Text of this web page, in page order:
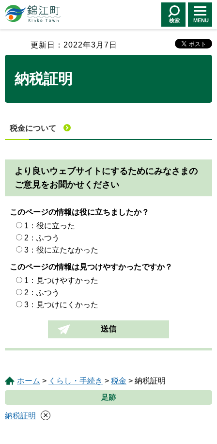
錦江町 Kinko
Town
検索 MENU
更新日：2022年3月7日
納税証明
税金について
より良いウェブサイトにするためにみなさまの
ご意見をお聞かせください
このページの情報は役に立ちましたか？
1：役に立った
2：ふつう
3：役に立たなかった
このページの情報は見つけやすかったですか？
1：見つけやすかった
2：ふつう
3：見つけにくかった
ホーム > くらし・手続き > 税金 > 納税証明
足跡
納税証明 ×